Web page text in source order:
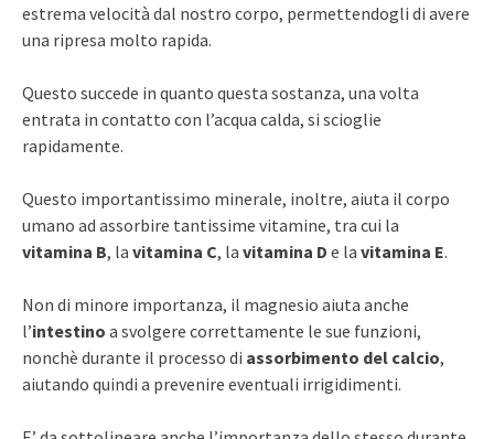
estrema velocità dal nostro corpo, permettendogli di avere
una ripresa molto rapida.
Questo succede in quanto questa sostanza, una volta
entrata in contatto con l’acqua calda, si scioglie
rapidamente.
Questo importantissimo minerale, inoltre, aiuta il corpo
umano ad assorbire tantissime vitamine, tra cui la
vitamina B, la vitamina C, la vitamina D e la vitamina E.
Non di minore importanza, il magnesio aiuta anche
l’intestino a svolgere correttamente le sue funzioni,
nonchè durante il processo di assorbimento del calcio,
aiutando quindi a prevenire eventuali irrigidimenti.